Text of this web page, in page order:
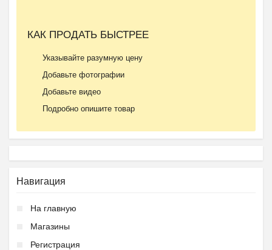
КАК ПРОДАТЬ БЫСТРЕЕ
Указывайте разумную цену
Добавьте фотографии
Добавьте видео
Подробно опишите товар
Навигация
На главную
Магазины
Регистрация